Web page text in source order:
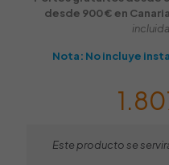
desde 900 € en
Nota: No incluye
Este producto se